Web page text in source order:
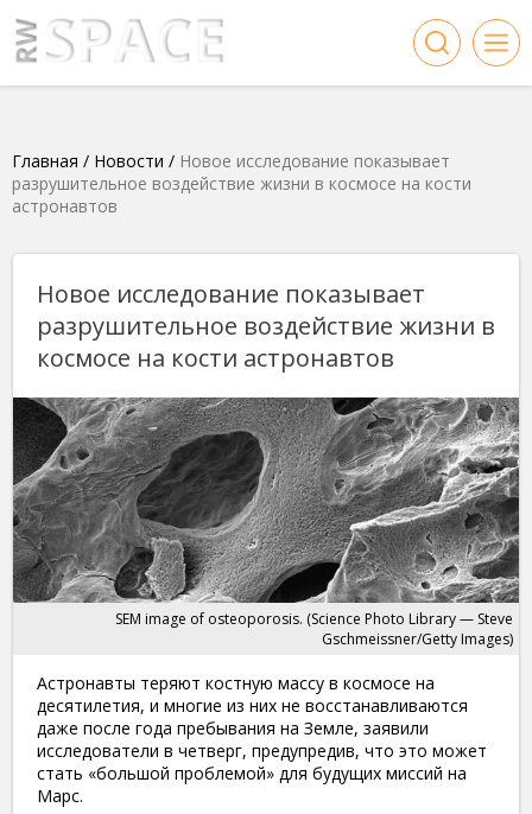
Главная / Новости / Новое исследование показывает
разрушительное воздействие жизни в космосе на кости
астронавтов
Новое исследование показывает
разрушительное воздействие жизни в
космосе на кости астронавтов
SEM image of osteoporosis. (Science Photo Library — Steve
Gschmeissner/Getty Images)
Астронавты теряют костную массу в космосе на
десятилетия, и многие из них не восстанавливаются
даже после года пребывания на Земле, заявили
исследователи в четверг, предупредив, что это может
стать «большой проблемой» для будущих миссий на
Марс.